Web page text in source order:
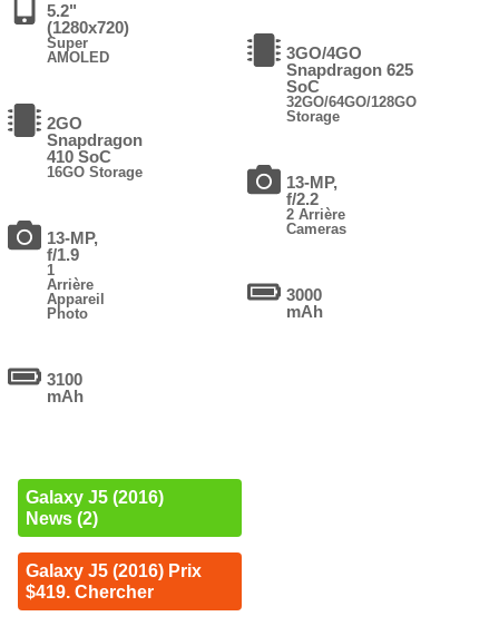
5.2"
(1280x720)
Super
AMOLED
2GO
Snapdragon
410 SoC
16GO Storage
13-MP,
f/1.9
1
Arrière
Appareil
Photo
3100
mAh
Galaxy J5 (2016)
News (2)
Galaxy J5 (2016) Prix
$419. Chercher
3GO/4GO
Snapdragon 625
SoC
32GO/64GO/128GO
Storage
13-MP,
f/2.2
2 Arrière
Cameras
3000
mAh